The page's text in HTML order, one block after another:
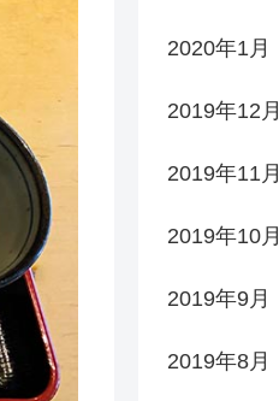
2020年1月
2019年12月
2019年11月
2019年10月
2019年9月
2019年8月